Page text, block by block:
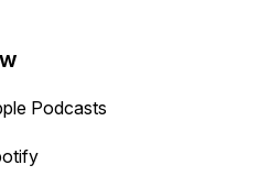
or backward.
Podcasts